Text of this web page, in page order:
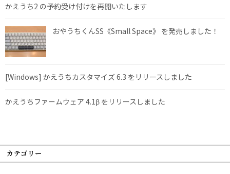
かえうち2 の予約受け付けを再開いたします
おやうちくんSS《Small Space》 を発売しました！
[Windows] かえうちカスタマイズ 6.3 をリリースしました
かえうちファームウェア 4.1β をリリースしました
カテゴリー